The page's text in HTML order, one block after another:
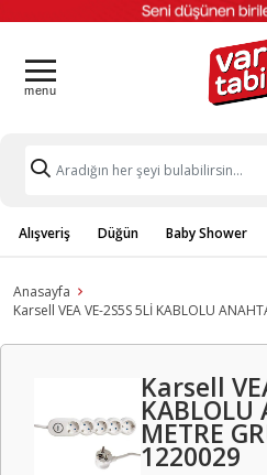
Alışveriş Düğün Baby Shower
Anasayfa
Karsell VEA VE-2S5S 5Lİ KABLOLU
Karsell
KABLOLU
METRE
1220029